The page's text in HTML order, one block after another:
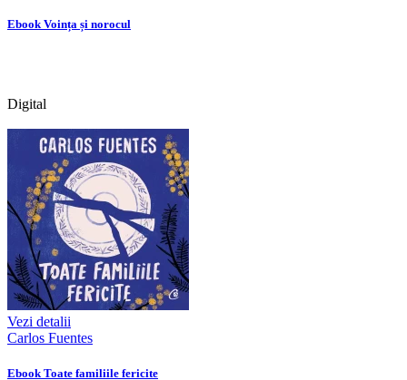
Ebook Voința și norocul
Digital
Vezi detalii
Carlos Fuentes
Ebook Toate familiile fericite